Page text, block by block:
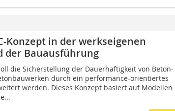
Konzept in der werkseigenen
der Bauausführung
die Sicherstellung der Dauerhaftigkeit von Beton-
durch ein performance-orientiertes
werden. Dieses Konzept basiert auf Modellen